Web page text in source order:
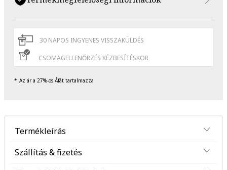
30 NAPOS INGYENES VISSZAKÜLDÉS
CSOMAGELLENŐRZÉS KÉZBESÍTÉSKOR
Az ár a 27%-os Áfát tartalmazza
Termékleírás
Szállítás & fizetés